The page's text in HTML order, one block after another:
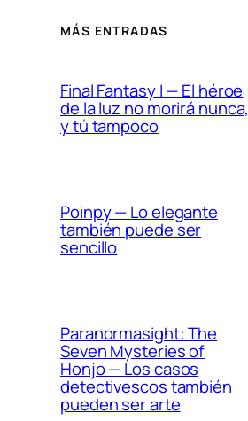
MÁS ENTRADAS
Final Fantasy I — El héroe
de la luz no morirá nunca,
y tú tampoco
Poinpy — Lo elegante
también puede ser
sencillo
Paranormasight: The
Seven Mysteries of
Honjo — Los casos
detectivescos también
pueden ser arte